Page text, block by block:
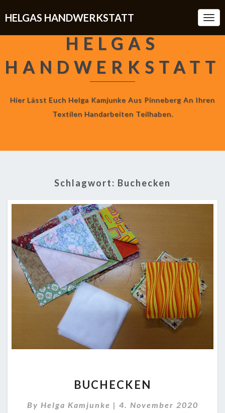
HELGAS HANDWERKSTATT
HELGAS
HANDWERKSTATT
Hier Lässt Euch Helga Kamjunke Aus Pinneberg An Ihren
Textilen Handarbeiten Teilhaben.
Schlagwort: Buchecken
BUCHECKEN
By Helga Kamjunke | 4. November 2020